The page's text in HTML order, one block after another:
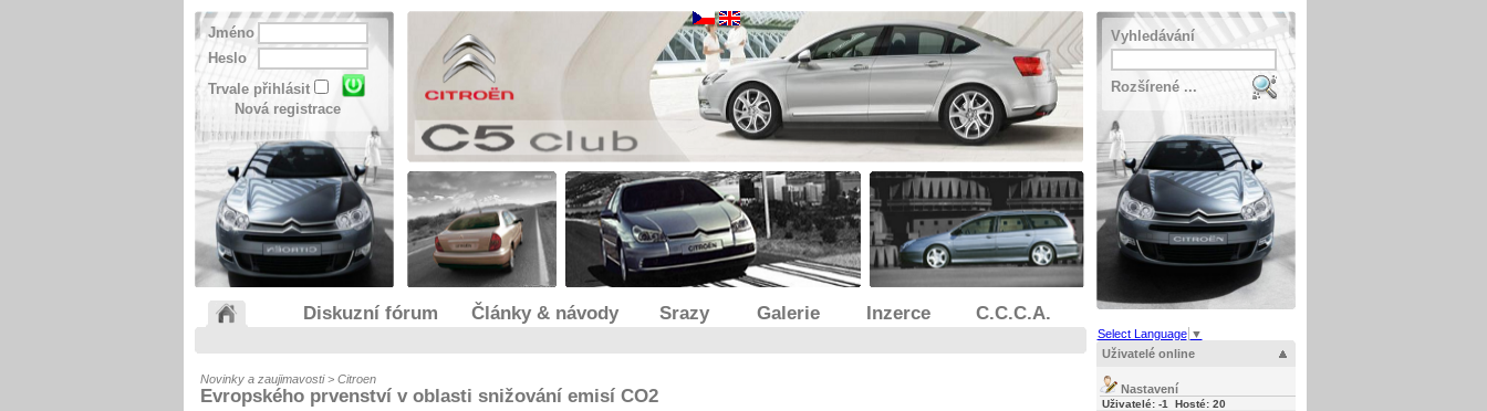
Jméno
Heslo
Trvale přihlásit
Nová registrace
Vyhledávání
Rozšírené ...
Diskuzní fórum Články & návody Srazy Galerie Inzerce C.C.C.A.
Novinky a zaujimavosti > Citroen
Evropského prvenství v oblasti snižování emisí CO2
Select Language ▼
Uživatelé online
Nastavení
Uživatelé: -1 Hosté: 20